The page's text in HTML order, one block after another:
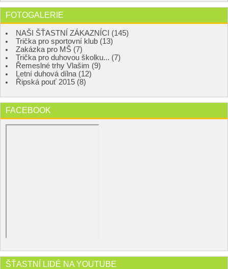
FOTOGALERIE
NAŠI ŠŤASTNÍ ZÁKAZNÍCI (145)
Trička pro sportovní klub (13)
Zakázka pro MŠ (7)
Trička pro duhovou školku... (7)
Řemeslné trhy Vlašim (9)
Letní duhová dílna (12)
Řipská pouť 2015 (8)
FACEBOOK
ŠŤASTNÍ LIDÉ NA YOUTUBE